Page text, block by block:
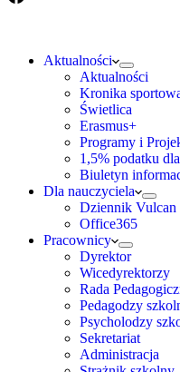
Aktualności
Aktualności
Kronika
Świetlica
Erasmus+
Programy i
1,5% podatku
Biuletyn
Dla nauczyciela
Dziennik Vulcan
Office365
Pracownicy
Dyrektor
Wicedyrektorzy
Rada
Pedagodzy
Psycholodzy
Sekretariat
Administracja